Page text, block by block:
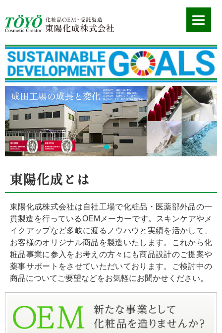
東陽化成とは
東陽化成株式会社は自社工場で化粧品・医薬部外品の一
貫製造を行っているOEMメーカーです。スキンケアやメ
イクアップなど多岐に渡るノウハウと実績を活かして、
お客様のオリジナル商品を製造いたします。これから化
粧品事業に参入をお考えの方々にも商品設計のご提案や
薬事サポートをさせていただいております。ご検討中の
商品についてご要望などをお気軽にお聞かせください。